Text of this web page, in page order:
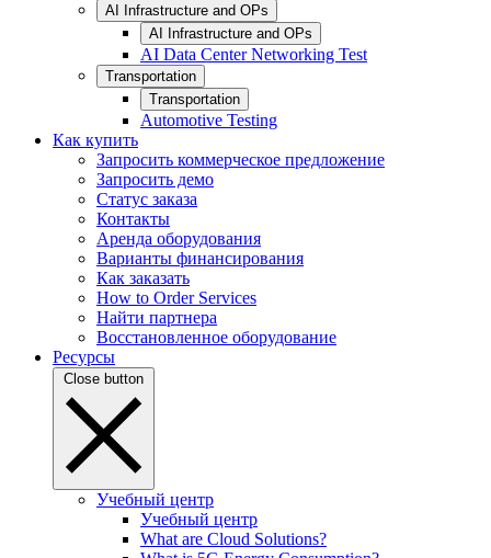
AI Infrastructure and OPs
AI Infrastructure and OPs
AI Data Center Networking Test
Transportation
Transportation
Automotive Testing
Как купить
Запросить коммерческое предложение
Запросить демо
Статус заказа
Контакты
Аренда оборудования
Варианты финансирования
Как заказать
How to Order Services
Найти партнера
Восстановленное оборудование
Ресурсы
Close button
Учебный центр
Учебный центр
What are Cloud Solutions?